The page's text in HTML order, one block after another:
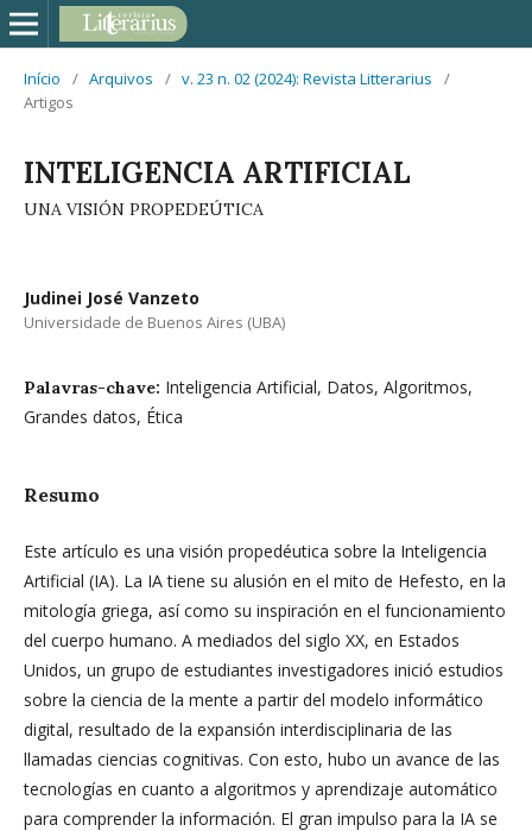
Início / Arquivos / v. 23 n. 02 (2024): Revista Litterarius
/
Artigos
INTELIGENCIA ARTIFICIAL
UNA VISIÓN PROPEDEÚTICA
Judinei José Vanzeto
Universidade de Buenos Aires (UBA)
Palavras-chave: Inteligencia Artificial, Datos, Algoritmos,
Grandes datos, Ética
Resumo
Este artículo es una visión propedéutica sobre la Inteligencia
Artificial (IA). La IA tiene su alusión en el mito de Hefesto, en la
mitología griega, así como su inspiración en el funcionamiento
del cuerpo humano. A mediados del siglo XX, en Estados
Unidos, un grupo de estudiantes investigadores inició estudios
sobre la ciencia de la mente a partir del modelo informático
digital, resultado de la expansión interdisciplinaria de las
llamadas ciencias cognitivas. Con esto, hubo un avance de las
tecnologías en cuanto a algoritmos y aprendizaje automático
para comprender la información. El gran impulso para la IA se